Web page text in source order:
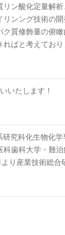
リン酸化定量解
リンング技術の
ク質修飾量の俯
ばと考えており
いたします！
研究科化生物化
科歯科大学・難
り産業技術総合